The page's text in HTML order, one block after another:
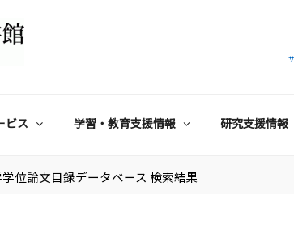
ビス 学習・教育支援情報 研究支援情報
位論文目録データベース 検索結果